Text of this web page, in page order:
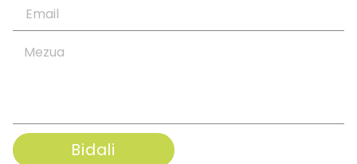
Bidali